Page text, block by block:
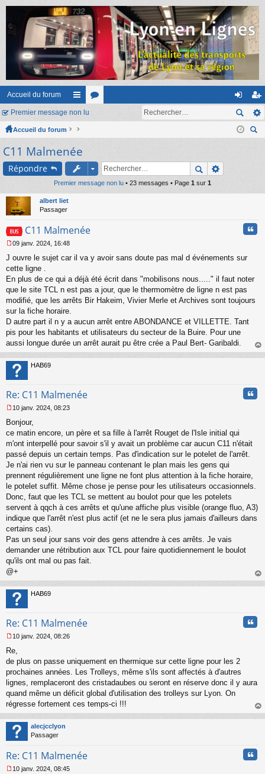
Accueil du forum
ac
co
ur
ci
s
on
ne
ns
cri
Premier message non lu
Accueil du forum
C11 Malmenée
Répondre
Premier message non lu • 23 messages • Page 1 sur 1
albert liet
Passager
C11 Malmenée
e
s
s
g
e
n
o
n
u
09 janv. 2024, 16:48
J ouvre le sujet car il va y avoir sans doute pas mal d événements sur
cette ligne .
En plus de ce qui a déjà été écrit dans "mobilisons nous....." il faut noter
que le site TCL n est pas a jour, que le thermomètre de ligne n est pas
modifié, que les arrêts Bir Hakeim, Vivier Merle et Archives sont toujours
sur la fiche horaire.
D autre part il n y a aucun arrêt entre ABONDANCE et VILLETTE. Tant
pis pour les habitants et utilisateurs du secteur de la Buire. Pour une
aussi longue durée un arrêt aurait pu être crée a Paul Bert- Garibaldi.
au
HAB69
Re: C11 Malmenée
e
s
s
g
e
n
o
n
u
10 janv. 2024, 08:23
Bonjour,
ce matin encore, un père et sa fille à l'arrêt Rouget de l'Isle initial qui
m'ont interpellé pour savoir s'il y avait un problème car aucun C11 n'était
passé depuis un certain temps. Pas d'indication sur le potelet de l'arrêt.
Je n'ai rien vu sur le panneau contenant le plan mais les gens qui
prennent régulièrement une ligne ne font plus attention à la fiche horaire,
le potelet suffit. Même chose je pense pour les utilisateurs occasionnels.
Donc, faut que les TCL se mettent au boulot pour que les potelets
servent à qqch à ces arrêts et qu'une affiche plus visible (orange fluo, A3)
indique que l'arrêt n'est plus actif (et ne le sera plus jamais d'ailleurs dans
certains cas).
Pas un seul jour sans voir des gens attendre à ces arrêts. Je vais
demander une rétribution aux TCL pour faire quotidiennement le boulot
qu'ils ont mal ou pas fait.
@+
au
HAB69
Re: C11 Malmenée
e
s
s
g
e
n
o
n
l
u
10 janv. 2024, 08:26
Re,
de plus on passe uniquement en thermique sur cette ligne pour les 2
prochaines années. Les Trolleys, même s'ils sont affectés à d'autres
lignes, remplaceront des cristadaubes ou seront en réserve donc il y aura
quand même un déficit global d'utilisation des trolleys sur Lyon. On
régresse fortement ces temps-ci !!!
au
alecjcclyon
Passager
Re: C11 Malmenée
10 janv. 2024, 08:45